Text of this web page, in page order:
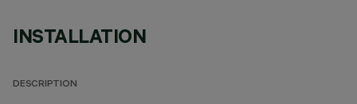
INSTALLATION
DESCRIPTION